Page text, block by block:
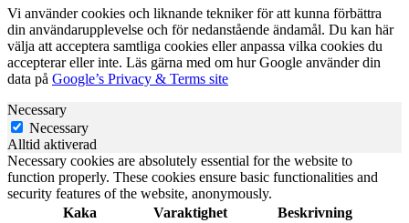
Vi använder cookies och liknande tekniker för att kunna förbättra
din användarupplevelse och för nedanstående ändamål. Du kan här
välja att acceptera samtliga cookies eller anpassa vilka cookies du
accepterar eller inte. Läs gärna med om hur Google använder din
data på Google’s Privacy & Terms site
Necessary
Necessary
Alltid aktiverad
Necessary cookies are absolutely essential for the website to
function properly. These cookies ensure basic functionalities and
security features of the website, anonymously.
Kaka
Varaktighet Beskrivning